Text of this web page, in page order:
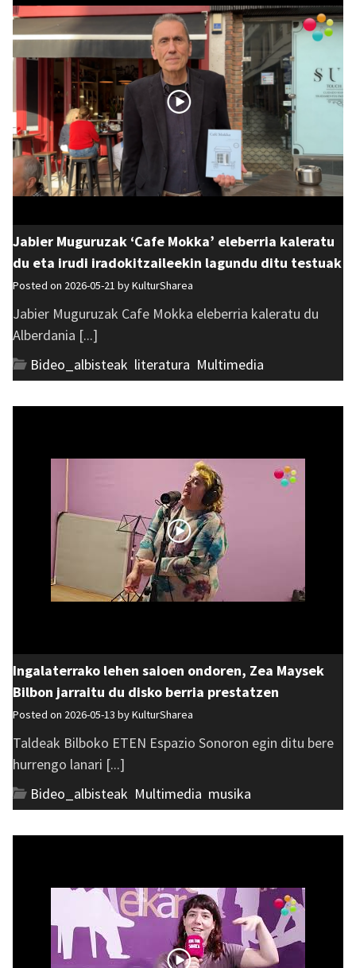
Jabier Muguruzak ‘Cafe Mokka’ eleberria kaleratu
du eta irudi iradokitzaileekin lagundu ditu testuak
Posted on 2026-05-21 byKulturSharea
Jabier Muguruzak Cafe Mokka eleberria kaleratu du
Alberdania [...]
Bideo_albisteak literatura Multimedia
Ingalaterrako lehen saioen ondoren, Zea Maysek
Bilbon jarraitu du disko berria prestatzen
Posted on 2026-05-13 byKulturSharea
Taldeak Bilboko ETEN Espazio Sonoron egin ditu bere
hurrengo lanari [...]
Bideo_albisteak Multimedia musika